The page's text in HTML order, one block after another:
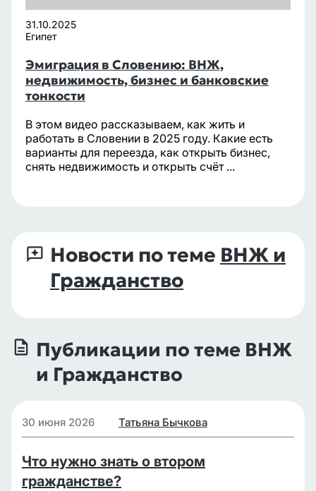
31.10.2025
Египет
Эмиграция в Словению: ВНЖ,
недвижимость, бизнес и банковские
тонкости
В этом видео рассказываем, как жить и
работать в Словении в 2025 году. Какие есть
варианты для переезда, как открыть бизнес,
снять недвижимость и открыть счёт ...
Новости по теме ВНЖ и
Гражданство
Публикации по теме ВНЖ
и Гражданство
30 июня 2026 Татьяна Бычкова
Что нужно знать о втором
гражданстве?